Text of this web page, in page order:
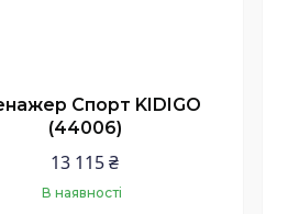
Спорт KIDIGO
(44006)
13 115 ₴
В наявності